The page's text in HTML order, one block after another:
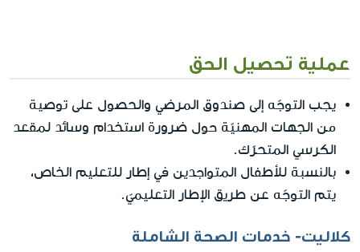
عملية تحصيل الحق
يجب التوجّه إلى صندوق المرضي والحصول على توصية
من الجهات المهنيّة حول ضرورة استخدام وسائد لمقعد
الكرسي المتحرّك.
بالنسبة للأطفال المتواجدين في إطار للتعليم الخاص،
يتم التوجّه عن طريق الإطار التعليميّ.
كلاليت- خدمات الصحة الشاملة